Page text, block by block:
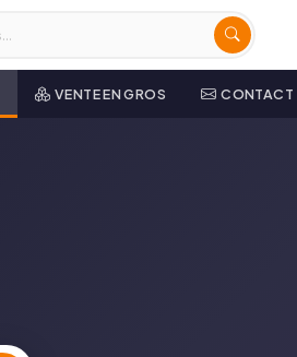
VENTE EN GROS CONTACT